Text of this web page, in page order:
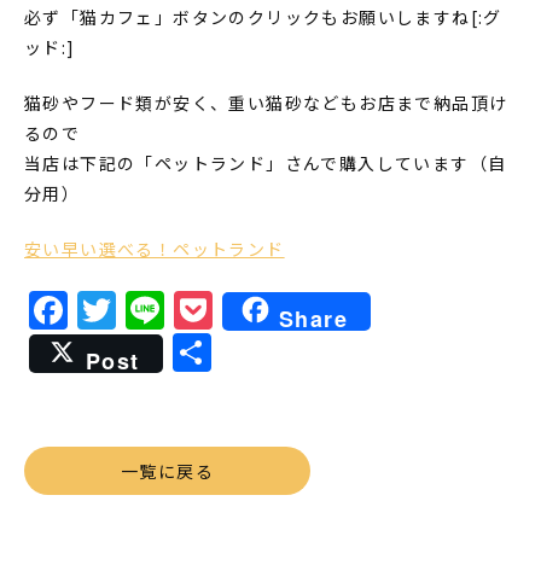
必ず「猫カフェ」ボタンのクリックもお願いしますね[:グ
ッド:]
猫砂やフード類が安く、重い猫砂などもお店まで納品頂け
るので
当店は下記の「ペットランド」さんで購入しています（自
分用）
安い早い選べる！ペットランド
Facebook
Twitter
LinePocket
Share
Post
共
一覧に戻る